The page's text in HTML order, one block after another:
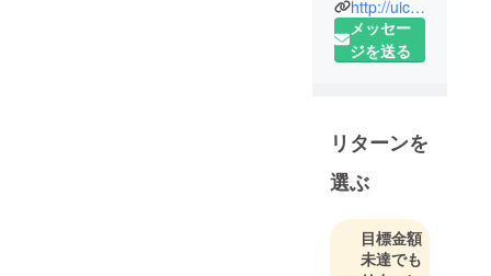
して創設し
ました。現
キッズカメ
ラ、ファッ
ション雑
貨、インテ
リア雑貨
と、衛生用
http://uicorporation.jp/
メッセー
ジを送る
リターンを
選ぶ
目標金額
未達でも